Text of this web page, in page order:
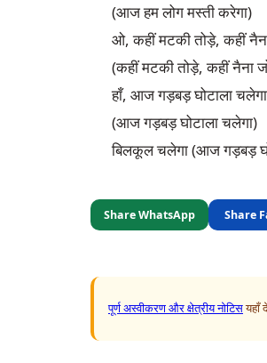
(आज हम लोग मस्ती करेगा)
ओ, कहीं मटकी तोड़े, कहीं
(कहीं मटकी तोड़े, कहीं नैना
हाँ, आज गड़बड़ घोटाला
(आज गड़बड़ घोटाला चलेगा)
बिलकूल चलेगा (आज गड़बड़
Share WhatsApp Share
पूर्ण अस्वीकरण और क्षेत्रीय नोटिसयहाँ